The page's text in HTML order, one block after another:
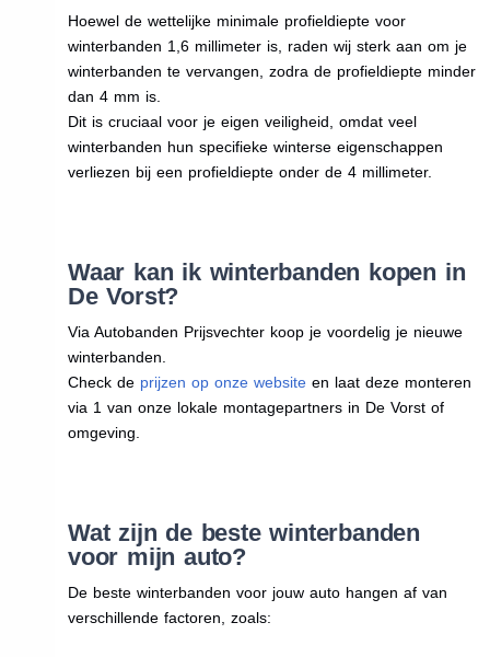
Hoewel de wettelijke minimale profieldiepte voor
winterbanden 1,6 millimeter is, raden wij sterk aan om je
winterbanden te vervangen, zodra de profieldiepte minder
dan 4 mm is.
Dit is cruciaal voor je eigen veiligheid, omdat veel
winterbanden hun specifieke winterse eigenschappen
verliezen bij een profieldiepte onder de 4 millimeter.
Waar kan ik winterbanden kopen in
De Vorst?
Via Autobanden Prijsvechter koop je voordelig je nieuwe
winterbanden.
Check de prijzen op onze websiteen laat deze monteren
via 1 van onze lokale montagepartners in De Vorst of
omgeving.
Wat zijn de beste winterbanden
voor mijn auto?
De beste winterbanden voor jouw auto hangen af van
verschillende factoren, zoals: